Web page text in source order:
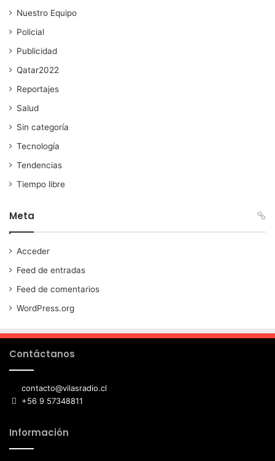
Nuestro Equipo
Policial
Publicidad
Qatar2022
Reportajes
Salud
Sin categoría
Tecnología
Tendencias
Tiempo libre
Meta
Acceder
Feed de entradas
Feed de comentarios
WordPress.org
Contáctanos
contacto@vilasradio.cl
+56 9 57348811
Información